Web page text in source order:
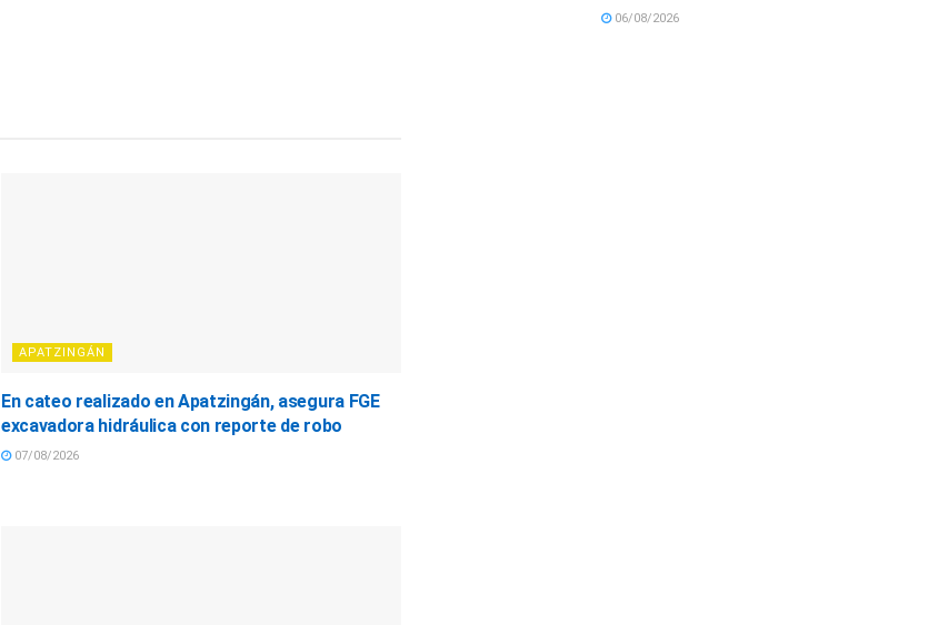
APATZINGÁN
En cateo realizado en Apatzingán, asegura FGE
excavadora hidráulica con reporte de robo
07/08/2026
06/08/2026